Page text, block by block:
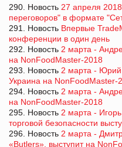
290. Новость 27 апреля
переговоров" в формате
291. Новость Впервые
конференции в один день
292. Новость 2 марта -
на NonFoodMaster-2018
293. Новость 2 марта -
Украина на NonFoodMaster-
294. Новость 2 марта -
на NonFoodMaster-2018
295. Новость 2 марта -
торговой безопасности
296. Новость 2 марта -
«Butlers», выступит на